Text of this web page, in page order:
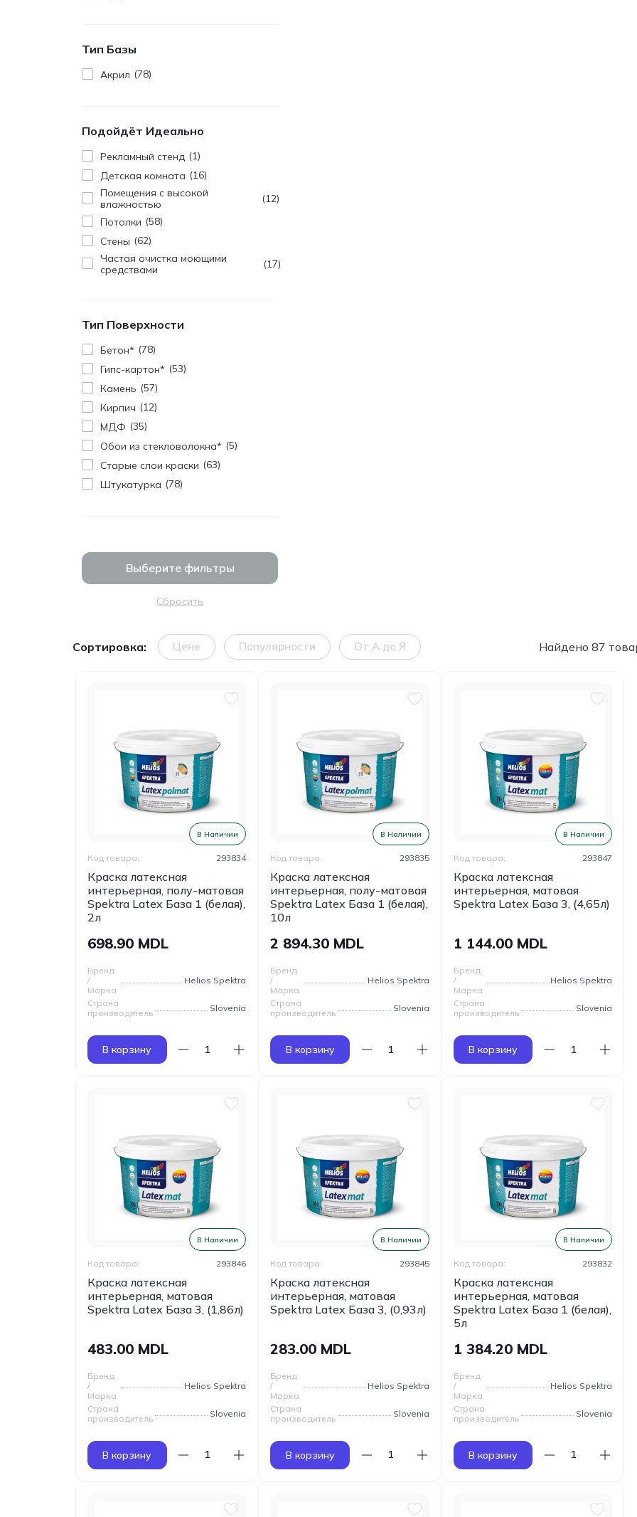
Тип Базы
Акрил 78
Подойдёт Идеально
Pекламный стенд
1
Детская комната
16
Помещения с высокой
влажностью
12
Потолки
58
Стены
62
Частая очистка моющими
средствами
17
Тип Поверхности
Бетон*
78
Гипс-картон*
53
Камень
57
Кирпич
12
МДФ
35
Обои из стекловолокна*
5
Старые слои краски
63
Штукатурка
78
Сбросить
Выберите фильтры
Сортировка: Цене Популярности От А до Я Найдено 87
В Наличии
Краска латексная
интерьерная, полу-матовая
Spektra Latex База 1 (белая),
2л
Код товара: 293834
698.90 MDL
Бренд
/
Марка
Helios Spektra
Страна
производитель
Slovenia
В корзину
В Наличии
Краска латексная
интерьерная, полу-матовая
Spektra Latex База 1 (белая),
10л
Код товара: 293835
2 894.30 MDL
Бренд
/
Марка
Helios Spektra
Страна
производитель
Slovenia
В корзину
В Наличии
Краска латексная
интерьерная, матовая
Spektra Latex База 3, (4,65л)
Код товара: 293847
1 144.00 MDL
Бренд
/
Марка
Helios Spektra
Страна
производитель
Slovenia
В корзину
В Наличии
Краска латексная
интерьерная, матовая
Spektra Latex База 3, (1,86л)
Код товара: 293846
483.00 MDL
Бренд
/
Марка
Helios Spektra
Страна
производитель
Slovenia
В корзину
В Наличии
Краска латексная
интерьерная, матовая
Spektra Latex База 3, (0,93л)
Код товара: 293845
283.00 MDL
Бренд
/
Марка
Helios Spektra
Страна
производитель
Slovenia
В корзину
В Наличии
Краска латексная
интерьерная, матовая
Spektra Latex База 1 (белая),
5л
Код товара: 293832
1 384.20 MDL
Бренд
/
Марка
Helios Spektra
Страна
производитель
Slovenia
В корзину